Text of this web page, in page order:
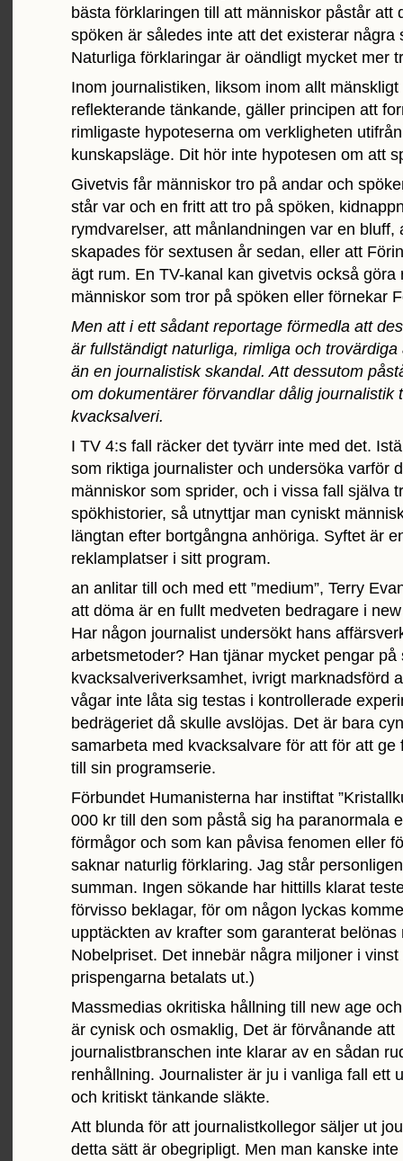
bästa förklaringen till att människor påstår att
spöken är således inte att det existerar några
Naturliga förklaringar är oändligt mycket mer
Inom journalistiken, liksom inom allt mänskligt
reflekterande tänkande, gäller principen att
rimligaste hypoteserna om verkligheten
kunskapsläge. Dit hör inte hypotesen om att
Givetvis får människor tro på andar och
står var och en fritt att tro på spöken,
rymdvarelser, att månlandningen var en bluff,
skapades för sextusen år sedan, eller att
ägt rum. En TV-kanal kan givetvis också göra
människor som tror på spöken eller förnekar
Men att i ett sådant reportage förmedla att
är fullständigt naturliga, rimliga och trovärdiga
än en journalistisk skandal. Att dessutom
om dokumentärer förvandlar dålig journalistik
kvacksalveri.
I TV 4:s fall räcker det tyvärr inte med det.
som riktiga journalister och undersöka varför
människor som sprider, och i vissa fall själva
spökhistorier, så utnyttjar man cyniskt
längtan efter bortgångna anhöriga. Syftet är
reklamplatser i sitt program.
an anlitar till och med ett ”medium”, Terry
att döma är en fullt medveten bedragare i
Har någon journalist undersökt hans
arbetsmetoder? Han tjänar mycket pengar på
kvacksalveriverksamhet, ivrigt marknadsförd
vågar inte låta sig testas i kontrollerade
bedrägeriet då skulle avslöjas. Det är bara
samarbeta med kvacksalvare för att för att ge
till sin programserie.
Förbundet Humanisterna har instiftat
000 kr till den som påstå sig ha paranormala
förmågor och som kan påvisa fenomen eller
saknar naturlig förklaring. Jag står
summan. Ingen sökande har hittills klarat
förvisso beklagar, för om någon lyckas
upptäckten av krafter som garanterat belönas
Nobelpriset. Det innebär några miljoner i vinst
prispengarna betalats ut.)
Massmedias okritiska hållning till new age
är cynisk och osmaklig, Det är förvånande att
journalistbranschen inte klarar av en sådan
renhållning. Journalister är ju i vanliga fall ett
och kritiskt tänkande släkte.
Att blunda för att journalistkollegor säljer ut
detta sätt är obegripligt. Men man kanske inte